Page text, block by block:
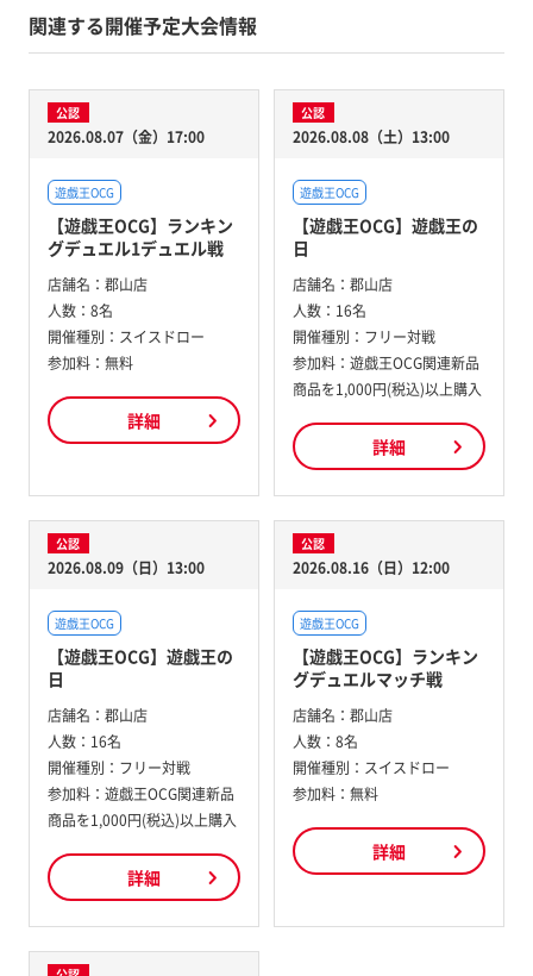
関連する開催予定大会情報
公認
2026.08.07（金）17:00
遊戯王OCG
【遊戯王OCG】ランキン
グデュエル1デュエル戦
店舗名： 郡山店
人数： 8名
開催種別： スイスドロー
参加料： 無料
詳細
公認
2026.08.08（土）13:00
遊戯王OCG
【遊戯王OCG】遊戯王の
日
店舗名： 郡山店
人数： 16名
開催種別： フリー対戦
参加料： 遊戯王OCG関連新品
商品を1,000円(税込)以上購入
詳細
公認
2026.08.09（日）13:00
遊戯王OCG
【遊戯王OCG】遊戯王の
日
店舗名： 郡山店
人数： 16名
開催種別： フリー対戦
参加料： 遊戯王OCG関連新品
商品を1,000円(税込)以上購入
詳細
公認
2026.08.16（日）12:00
遊戯王OCG
【遊戯王OCG】ランキン
グデュエルマッチ戦
店舗名： 郡山店
人数： 8名
開催種別： スイスドロー
参加料： 無料
詳細